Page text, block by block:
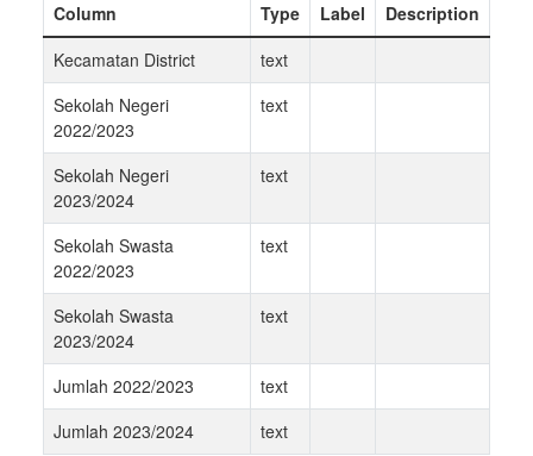
Column Type Label
Description
Kecamatan District
text
Sekolah Negeri
2022/2023
text
Sekolah Negeri
2023/2024
text
Sekolah Swasta
2022/2023
text
Sekolah Swasta
2023/2024
text
Jumlah 2022/2023
text
Jumlah 2023/2024
text